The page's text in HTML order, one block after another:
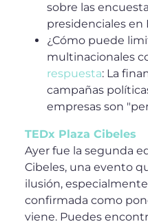
sobre las
presidenciales en
¿Cómo puede
multinacionales
respuesta: La
campañas
empresas son
TEDx Plaza Cibeles
Ayer fue la segunda
Cibeles, una evento
ilusión,
confirmada como
viene. Puedes